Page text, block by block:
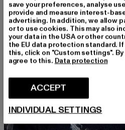
PERFECTLY
save your preferences, analyse
provide and measure interest-
advertising. In addition, we allow
or to use cookies. This may also
your data in the USA or other
the EU data protection standard.
this, click on "Custom settings".
agree to this. Data protection
ACCEPT
INDIVIDUAL SETTINGS